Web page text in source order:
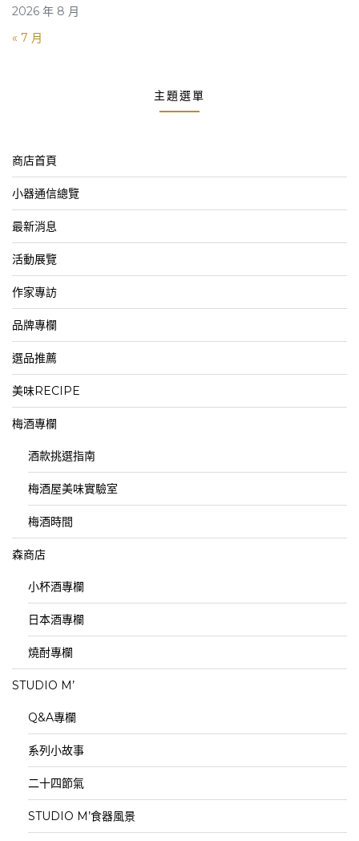
2026 年 8 月
« 7 月
主題選單
商店首頁
小器通信總覽
最新消息
活動展覽
作家專訪
品牌專欄
選品推薦
美味RECIPE
梅酒專欄
酒款挑選指南
梅酒屋美味實驗室
梅酒時間
森商店
小杯酒專欄
日本酒專欄
燒酎專欄
STUDIO M’
Q&A專欄
系列小故事
二十四節氣
STUDIO M’食器風景